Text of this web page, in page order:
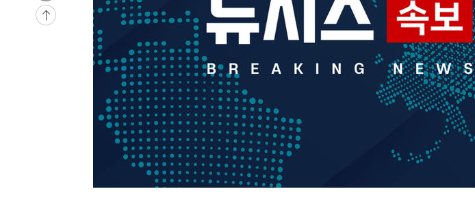
-12501초 전 >
남자 농구, 나고야 아시안게임서 '홈팀' 일본과 한일전
-11877초 전 >
여수 오동도 해상서 모터보트 전복…1명 사망·1명 실종
극한폭염 한풀 꺾이지만…'낮 최고 35도' 무더위, 열대야 계속[다음
축구협회 "압수수색·성접대 논란 사과…쇄신의 기회로 삼겠다"
[속보]'압수수색·성접대 논란' 축구협회 "실망과 걱정 안겨드려 죄
'최고 37도' 폭염 지속…강원동해안 최대 150㎜ 비
[속보]뉴욕증시 상승 마감…S&P 0.6% 나스닥 1.3%↑